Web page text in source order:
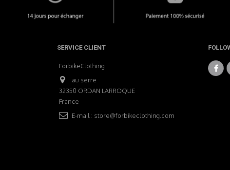
SERVICE CLIENT
ForbikeClothing
au serre
32350 ORDAN LARROQUE
France
E-mail : store@forbikeclothing.com